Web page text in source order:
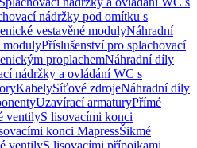
nádržky pod omítku s
vestavěné modulyNáhradní
modulyPříslušenství pro splachovací
proplachemNáhradní díly
nádržky a ovládání WC s
KabelySíťové zdrojeNáhradní díly
Uzavírací armaturyPřímé
ventilyS lisovacími konci
konci MapressŠikmé
ventilyS lisovacími přípojkami